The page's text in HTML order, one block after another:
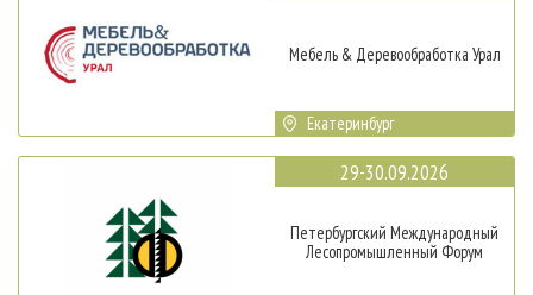
Мебель & Деревообработка Урал
Екатеринбург
29-30.09.2026
Петербургский Международный
Лесопромышленный Форум